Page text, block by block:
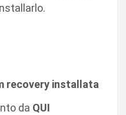
recovery installata
da QUI